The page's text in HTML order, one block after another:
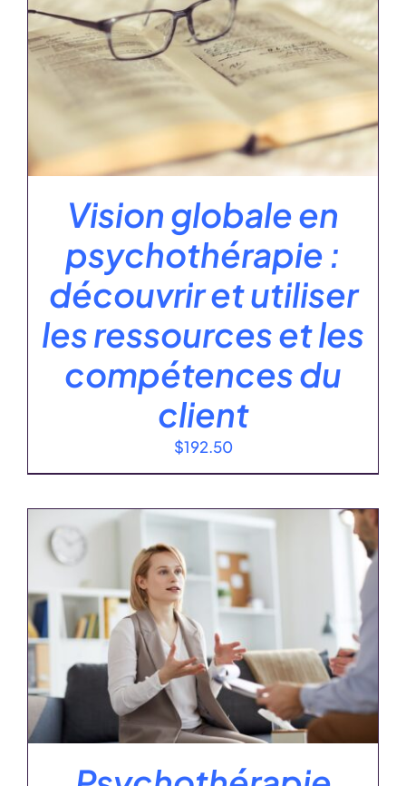
Vision globale en
psychothérapie :
découvrir et utiliser
les ressources et les
compétences du
client
$192.50